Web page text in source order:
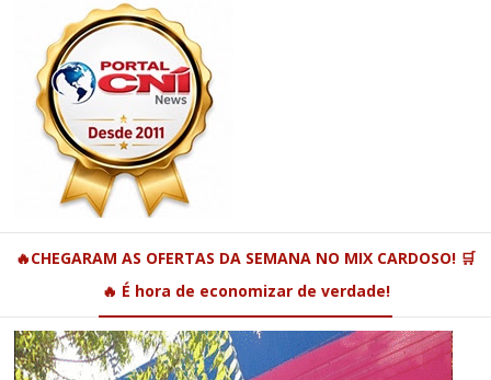
🔥CHEGARAM AS OFERTAS DA SEMANA NO MIX CARDOSO! 🛒
🔥 É hora de economizar de verdade!